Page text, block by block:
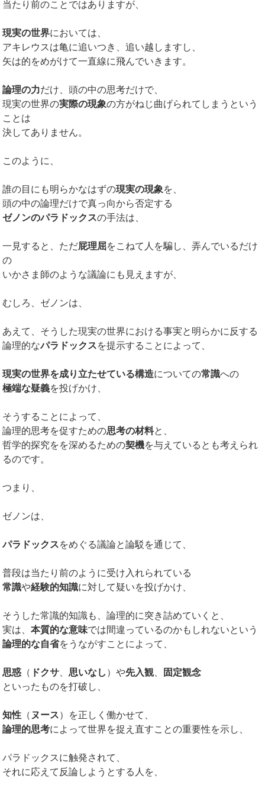
当たり前のことではありますが、
現実の世界においては、
アキレウスは亀に追いつき、追い越しますし、
矢は的をめがけて一直線に飛んでいきます。
論理の力だけ、頭の中の思考だけで、
現実の世界の実際の現象の方がねじ曲げられてしまうという
ことは
決してありません。
このように、
誰の目にも明らかなはずの現実の現象を、
頭の中の論理だけで真っ向から否定する
ゼノンのパラドックスの手法は、
一見すると、ただ屁理屈をこねて人を騙し、弄んでいるだけ
の
いかさま師のような議論にも見えますが、
むしろ、ゼノンは、
あえて、そうした現実の世界における事実と明らかに反する
論理的なパラドックスを提示することによって、
現実の世界を成り立たせている構造についての常識への
極端な疑義を投げかけ、
そうすることによって、
論理的思考を促すための思考の材料と、
哲学的探究をを深めるための契機を与えているとも考えられ
るのです。
つまり、
ゼノンは、
パラドックスをめぐる議論と論駁を通じて、
普段は当たり前のように受け入れられている
常識や経験的知識に対して疑いを投げかけ、
そうした常識的知識も、論理的に突き詰めていくと、
実は、本質的な意味では間違っているのかもしれないという
論理的な自省をうながすことによって、
思惑 （ ドクサ 、思いなし ）や先入観、
固定観念
といったものを打破し、
知性 （ ヌース）を正しく働かせて、
論理的思考によって世界を捉え直すことの重要性を示し、
パラドックスに触発されて、
それに応えて反論しようとする人を、